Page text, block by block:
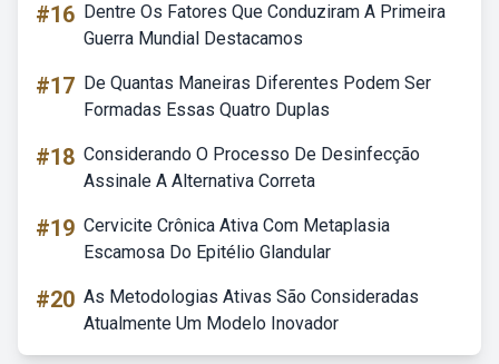
#16 Dentre Os Fatores Que Conduziram A Primeira
Guerra Mundial Destacamos
#17 De Quantas Maneiras Diferentes Podem Ser
Formadas Essas Quatro Duplas
#18 Considerando O Processo De Desinfecção
Assinale A Alternativa Correta
#19 Cervicite Crônica Ativa Com Metaplasia
Escamosa Do Epitélio Glandular
#20 As Metodologias Ativas São Consideradas
Atualmente Um Modelo Inovador